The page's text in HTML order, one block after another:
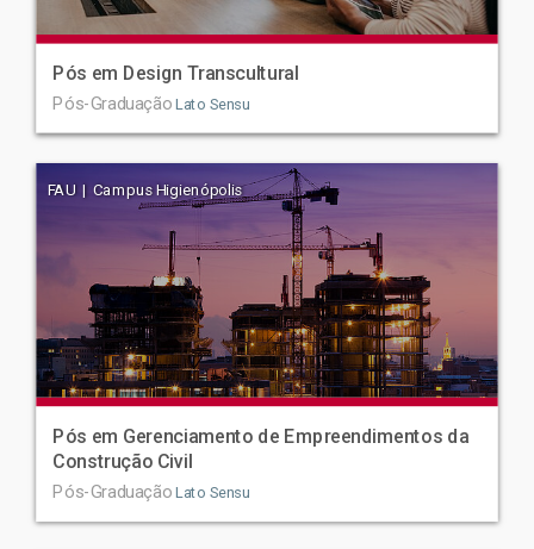
Pós em Design Transcultural
Pós-Graduação Lato Sensu
FAU | Campus Higienópolis
Pós em Gerenciamento de Empreendimentos da
Construção Civil
Pós-Graduação Lato Sensu